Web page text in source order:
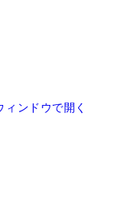
ィンドウで開く